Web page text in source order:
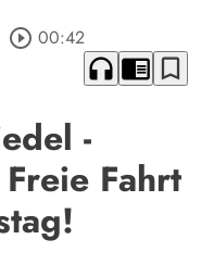
play_circle_outline 00:42
headphones chrome_reader_mode bookmark_border
-
Fahrt